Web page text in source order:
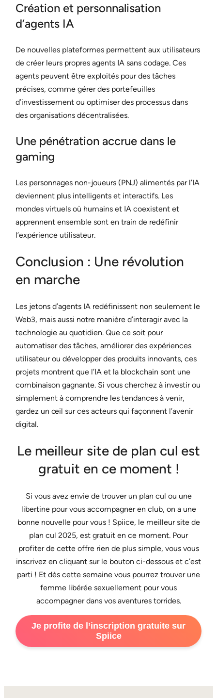
Création et personnalisation
d’agents IA
De nouvelles plateformes permettent aux utilisateurs
de créer leurs propres agents IA sans codage. Ces
agents peuvent être exploités pour des tâches
précises, comme gérer des portefeuilles
d’investissement ou optimiser des processus dans
des organisations décentralisées.
Une pénétration accrue dans le
gaming
Les personnages non-joueurs (PNJ) alimentés par l’IA
deviennent plus intelligents et interactifs. Les
mondes virtuels où humains et IA coexistent et
apprennent ensemble sont en train de redéfinir
l’expérience utilisateur.
Conclusion : Une révolution
en marche
Les jetons d’agents IA redéfinissent non seulement le
Web3, mais aussi notre manière d’interagir avec la
technologie au quotidien. Que ce soit pour
automatiser des tâches, améliorer des expériences
utilisateur ou développer des produits innovants, ces
projets montrent que l’IA et la blockchain sont une
combinaison gagnante. Si vous cherchez à investir ou
simplement à comprendre les tendances à venir,
gardez un œil sur ces acteurs qui façonnent l’avenir
digital.
Le meilleur site de plan cul est
gratuit en ce moment !
Si vous avez envie de trouver un plan cul ou une
libertine pour vous accompagner en club, on a une
bonne nouvelle pour vous ! Spiice, le meilleur site de
plan cul 2025, est gratuit en ce moment. Pour
profiter de cette offre rien de plus simple, vous vous
inscrivez en cliquant sur le bouton ci-dessous et c’est
parti ! Et dès cette semaine vous pourrez trouver une
femme libérée sexuellement pour vous
accompagner dans vos aventures torrides.
Je profite de l’inscription gratuite sur
Spiice